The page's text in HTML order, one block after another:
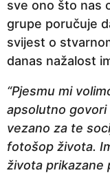
i
n
e
p
r
e
sve ono što nas
grupe poručuje
svijest o
danas nažalost
“Pjesmu mi
apsolutno govori
vezano za te
fotošop života.
života prikazane